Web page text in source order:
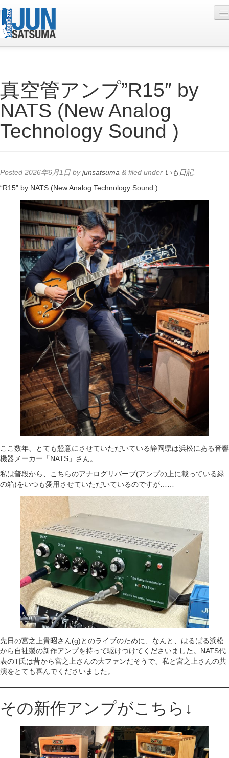
Live Schedule
Discography
Diary
YouTube
Online Lesson
真空管アンプ”R15″ by
NATS (New Analog
Technology Sound )
Posted 2026年6月1日 byjunsatsuma & filed under いも日記.
“R15” by NATS (New Analog Technology Sound )
ここ数年、とても懇意にさせていただいている静岡県は浜松にある音響
機器メーカー「NATS」さん。
私は普段から、こちらのアナログリバーブ(アンプの上に載っている緑
の箱)をいつも愛用させていただいているのですが……
先日の宮之上貴昭さん(g)とのライブのために、なんと、はるばる浜松
から自社製の新作アンプを持って駆けつけてくださいました。NATS代
表のT氏は昔から宮之上さんの大ファンだそうで、私と宮之上さんの共
演をとても喜んでくださいました。
その新作アンプがこちら↓